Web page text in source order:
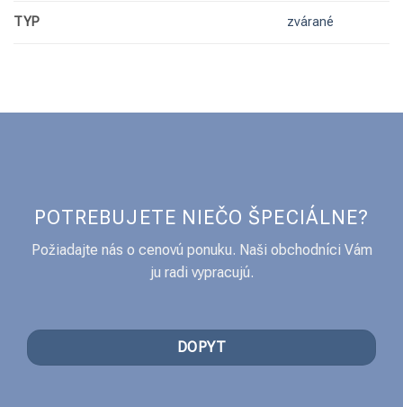
TYP zvárané
POTREBUJETE NIEČO ŠPECIÁLNE?
Požiadajte nás o cenovú ponuku. Naši obchodníci Vám
ju radi vypracujú.
DOPYT